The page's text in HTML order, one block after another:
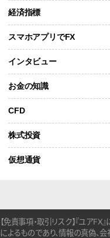
経済指標
スマホアプリでFX
インタビュー
お金の知識
CFD
株式投資
仮想通貨
【免責事項・取引リスク】『ユア
によるものであり、情報の真偽、